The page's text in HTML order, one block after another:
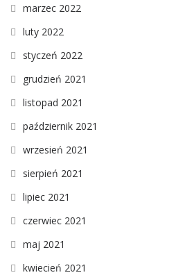
marzec 2022
luty 2022
styczeń 2022
grudzień 2021
listopad 2021
październik 2021
wrzesień 2021
sierpień 2021
lipiec 2021
czerwiec 2021
maj 2021
kwiecień 2021